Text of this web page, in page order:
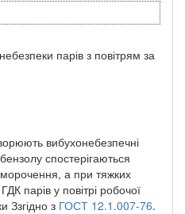
парів з повітрям за
вибухонебезпечні
спостерігаються
а при тяжких
парів у повітрі робочої
Ззгідно з ГОСТ 12.1.007-76.